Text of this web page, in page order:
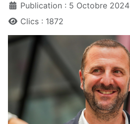
Publication : 5 Octobre 2024
Clics : 1872